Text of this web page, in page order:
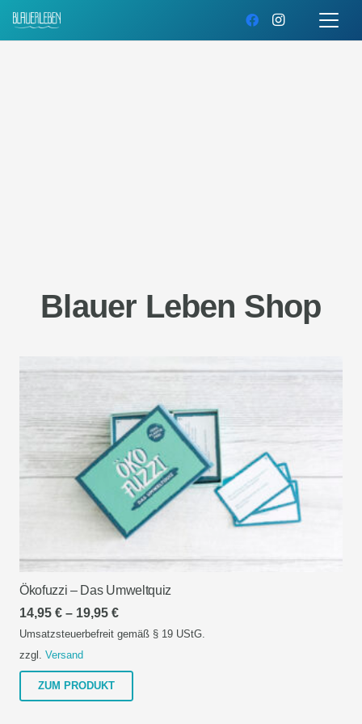
Blauer Leben Shop
Ökofuzzi – Das Umweltquiz
14,95 € – 19,95 €Preisspanne:
14,95 €
19,95 €
Umsatzsteuerbefreit gemäß § 19 UStG.
zzgl. Versand
ZUM PRODUKT
Produkt